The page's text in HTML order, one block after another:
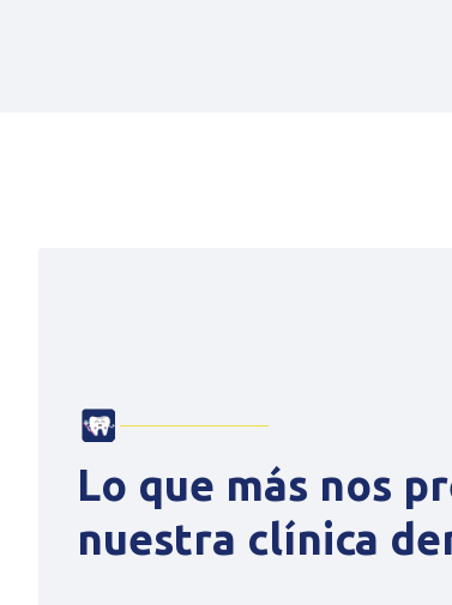
Lo que más nos
nuestra clínica